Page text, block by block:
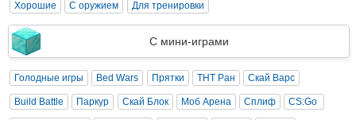
Хорошие С оружием Для тренировки
С мини-играми
Голодные игры Bed Wars Прятки ТНТ Ран Скай Варс
Build Battle Паркур Скай Блок Моб Арена Сплиф CS:Go